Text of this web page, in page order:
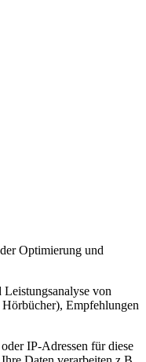
Optimierung und
von
Empfehlungen
IP-Adressen für diese